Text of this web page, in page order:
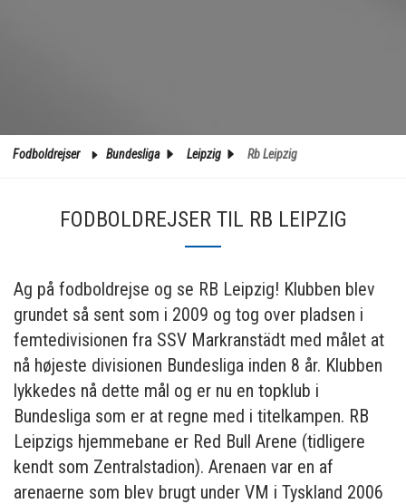
Fodboldrejser Bundesliga Leipzig Rb Leipzig
FODBOLDREJSER TIL RB LEIPZIG
Ag på fodboldrejse og se RB Leipzig! Klubben blev
grundet så sent som i 2009 og tog over pladsen i
femtedivisionen fra SSV Markranstädt med målet at
nå højeste divisionen Bundesliga inden 8 år. Klubben
lykkedes nå dette mål og er nu en topklub i
Bundesliga som er at regne med i titelkampen. RB
Leipzigs hjemmebane er Red Bull Arene (tidligere
kendt som Zentralstadion). Arenaen var en af
arenaerne som blev brugt under VM i Tyskland 2006